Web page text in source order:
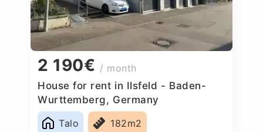
2 190€ / month
House for rent in Ilsfeld - Baden-
Wurttemberg, Germany
Talo
182m2